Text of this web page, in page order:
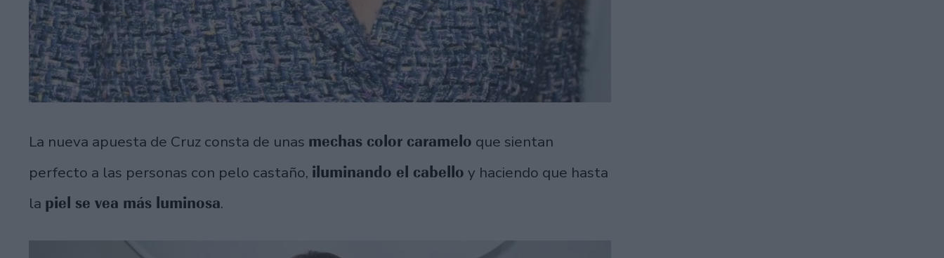
La nueva apuesta de Cruz consta de unas mechas color caramelo que sientan
perfecto a las personas con pelo castaño, iluminando el cabello y haciendo que hasta
la piel se vea más luminosa.